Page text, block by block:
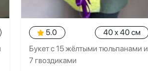
5.0
40 x 40 см
Букет с 15 жёлтыми тюльпанами и
7 гвоздиками